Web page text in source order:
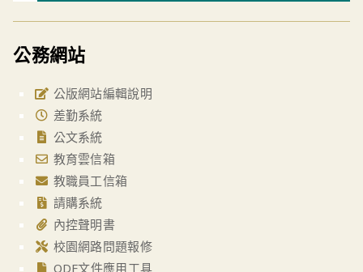
公務網站
公版網站編輯說明
差勤系統
公文系統
教育雲信箱
教職員工信箱
請購系統
內控聲明書
校園網路問題報修
ODF文件應用工具